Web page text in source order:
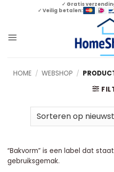
✓ Gratis
✓ Veilig betalen:
HOME / WEBSHOP /
“Bakvorm” is een label dat
gebruiksgemak.